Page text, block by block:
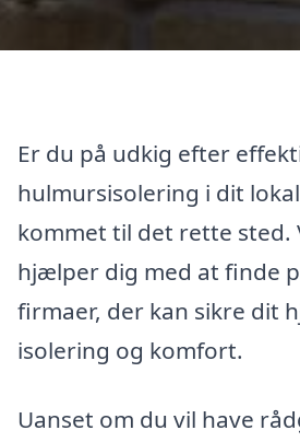
Er du på udkig efter
hulmursisolering i dit
kommet til det rette sted.
hjælper dig med at finde
firmaer, der kan sikre dit
isolering og komfort.
Uanset om du vil have